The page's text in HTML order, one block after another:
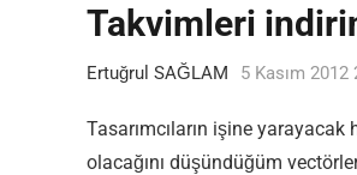
Takvimleri
Ertuğrul SAĞLAM 5 Kasım 2012
Tasarımcıların işine
olacağını düşündüğüm